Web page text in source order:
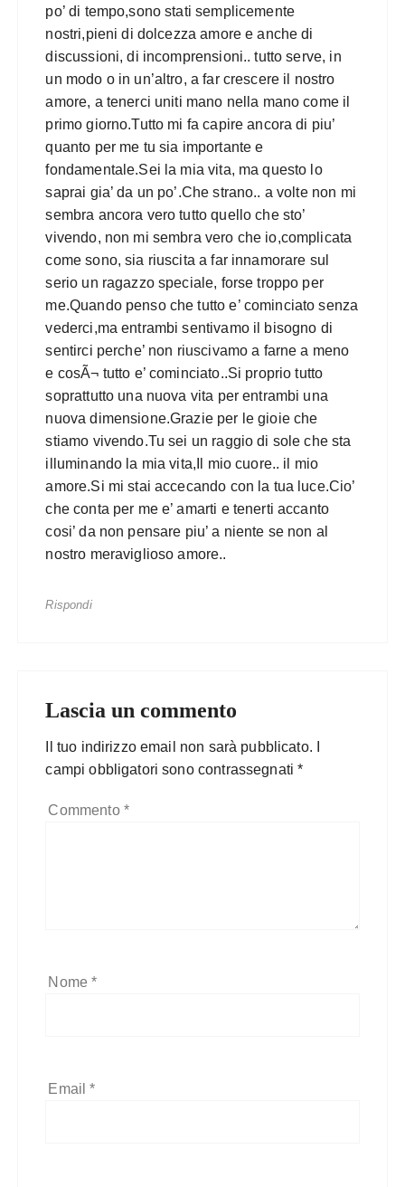
po’ di tempo,sono stati semplicemente
nostri,pieni di dolcezza amore e anche di
discussioni, di incomprensioni.. tutto serve, in
un modo o in un’altro, a far crescere il nostro
amore, a tenerci uniti mano nella mano come il
primo giorno.Tutto mi fa capire ancora di piu’
quanto per me tu sia importante e
fondamentale.Sei la mia vita, ma questo lo
saprai gia’ da un po’.Che strano.. a volte non mi
sembra ancora vero tutto quello che sto’
vivendo, non mi sembra vero che io,complicata
come sono, sia riuscita a far innamorare sul
serio un ragazzo speciale, forse troppo per
me.Quando penso che tutto e’ cominciato senza
vederci,ma entrambi sentivamo il bisogno di
sentirci perche’ non riuscivamo a farne a meno
e cosÃ¬ tutto e’ cominciato..Si proprio tutto
soprattutto una nuova vita per entrambi una
nuova dimensione.Grazie per le gioie che
stiamo vivendo.Tu sei un raggio di sole che sta
illuminando la mia vita,Il mio cuore.. il mio
amore.Si mi stai accecando con la tua luce.Cio’
che conta per me e’ amarti e tenerti accanto
cosi’ da non pensare piu’ a niente se non al
nostro meraviglioso amore..
Rispondi
Lascia un commento
Il tuo indirizzo email non sarà pubblicato.
campi obbligatori sono contrassegnati*
Commento *
Nome*
Email*